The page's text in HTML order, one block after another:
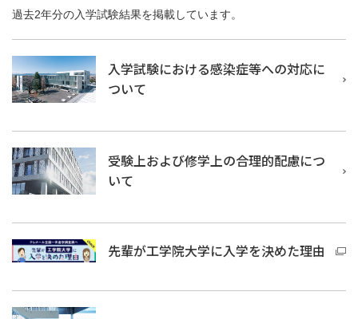
過去2年分の入学試験結果を掲載しています。
入学試験における感染症等への対応に
ついて
受験上および修学上の合理的配慮につ
いて
先輩が工学院大学に入学を決めた理由